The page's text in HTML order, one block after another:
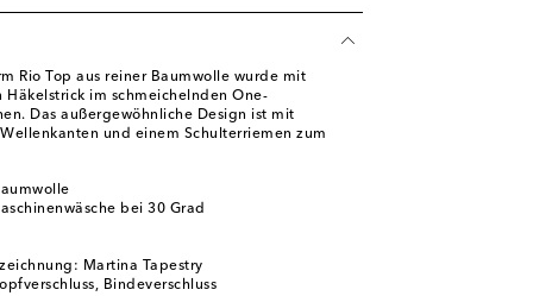
Rio Top aus reiner Baumwolle wurde mit
im schmeichelnden One-
Das außergewöhnliche Design ist mit
und einem Schulterriemen zum
bei 30 Grad
Martina Tapestry
Bindeverschluss